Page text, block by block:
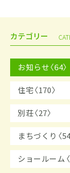
カテゴリー
お知らせ〈64〉
住宅〈170〉
別荘〈27〉
まちづくり〈54
ショールーム〈